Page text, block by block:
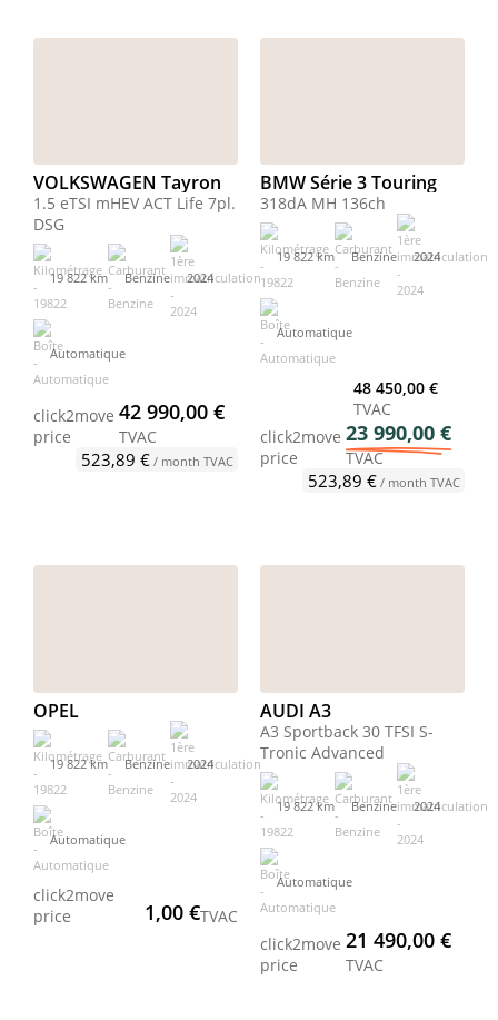
VOLKSWAGEN Tayron
1.5 eTSI mHEV ACT Life 7pl.
DSG
19 822 km Benzine 2024
Automatique
click2move
price
42 990,00 €
TVAC
523,89 €/ month TVAC
BMW Série 3 Touring
318dA MH 136ch
19 822 km Benzine 2024
Automatique
48 450,00 €
TVAC
click2move
price
23 990,00 €
TVAC
523,89 €/ month TVAC
OPEL
19 822 km Benzine 2024
Automatique
click2move
price
1,00 €TVAC
AUDI A3
A3 Sportback 30 TFSI S-
Tronic Advanced
19 822 km Benzine 2024
Automatique
click2move
price
21 490,00 €
TVAC